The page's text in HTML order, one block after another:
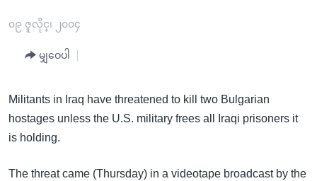
များ
ပင်မ
နိုင်ငံတကာ
အစ္စရေး-ပါလက်စတိုင်း
ဗွီဒီယို
ရပ်ဝန်းတခု လမ်းတခု အလွန်
အင်္ဂလိပ်စာလေ့လာမယ်
အမေရိကန်သုံးအီဒီယံ
မကြေးမုံရဲ့ အင်္ဂလိပ်စာ
ရုပ်ရှင်ထဲက အင်္ဂလိပ်စာ
အပတ်စဉ်ကဏ္ဍများ
ရေဒီယို
တီဗွီ
ရေဒီယိုနှင့်ရုပ်သံ အချက်အလက်များ
ရေဒီယို/တီဗွီအစီအစဉ်
၀၉ ဇူလိုင္၊ ၂၀၀၄
မျှဝေပါ
Militants in Iraq have threatened to kill two Bulgarian
hostages unless the U.S. military frees all Iraqi prisoners it
is holding.
The threat came (Thursday) in a videotape broadcast by the